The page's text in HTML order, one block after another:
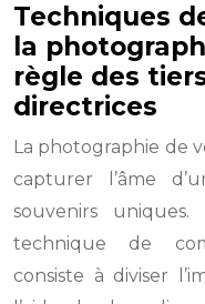
Techniques
la
règle des
directrices
La photographie de
capturer l’âme
souvenirs
technique de
consiste à diviser